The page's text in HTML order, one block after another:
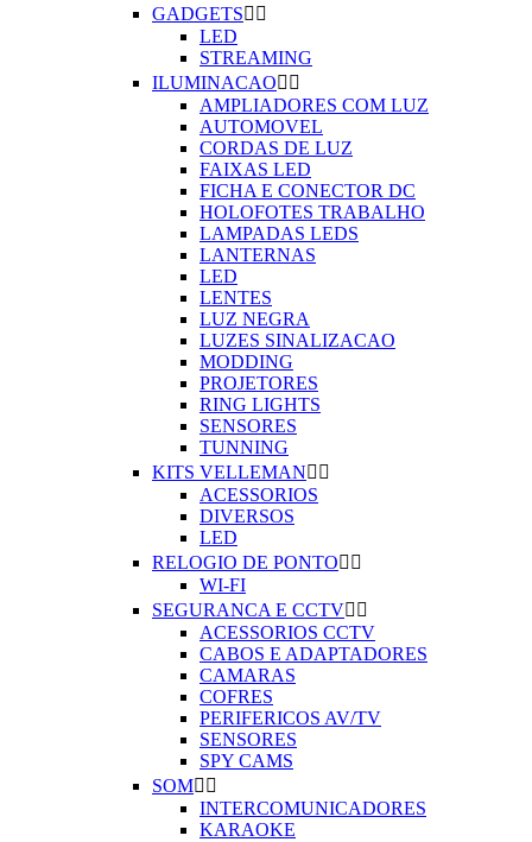
GADGETS 
LED
STREAMING
ILUMINACAO 
AMPLIADORES COM LUZ
AUTOMOVEL
CORDAS DE LUZ
FAIXAS LED
FICHA E CONECTOR DC
HOLOFOTES TRABALHO
LAMPADAS LEDS
LANTERNAS
LED
LENTES
LUZ NEGRA
LUZES SINALIZACAO
MODDING
PROJETORES
RING LIGHTS
SENSORES
TUNNING
KITS VELLEMAN 
ACESSORIOS
DIVERSOS
LED
RELOGIO DE PONTO 
WI-FI
SEGURANCA E CCTV 
ACESSORIOS CCTV
CABOS E ADAPTADORES
CAMARAS
COFRES
PERIFERICOS AV/TV
SENSORES
SPY CAMS
SOM 
INTERCOMUNICADORES
KARAOKE